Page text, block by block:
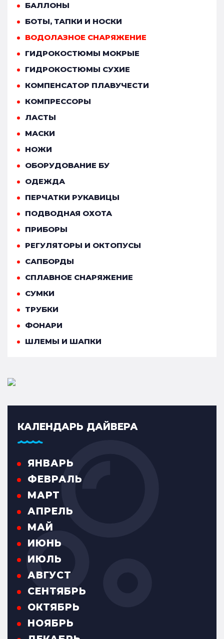
БАЛЛОНЫ
БОТЫ, ТАПКИ И НОСКИ
ВОДОЛАЗНОЕ СНАРЯЖЕНИЕ
ГИДРОКОСТЮМЫ МОКРЫЕ
ГИДРОКОСТЮМЫ СУХИЕ
КОМПЕНСАТОР ПЛАВУЧЕСТИ
КОМПРЕССОРЫ
ЛАСТЫ
МАСКИ
НОЖИ
ОБОРУДОВАНИЕ БУ
ОДЕЖДА
ПЕРЧАТКИ РУКАВИЦЫ
ПОДВОДНАЯ ОХОТА
ПРИБОРЫ
РЕГУЛЯТОРЫ И ОКТОПУСЫ
САПБОРДЫ
СПЛАВНОЕ СНАРЯЖЕНИЕ
СУМКИ
ТРУБКИ
ФОНАРИ
ШЛЕМЫ И ШАПКИ
КАЛЕНДАРЬ ДАЙВЕРА
ЯНВАРЬ
ФЕВРАЛЬ
МАРТ
АПРЕЛЬ
МАЙ
ИЮНЬ
ИЮЛЬ
АВГУСТ
СЕНТЯБРЬ
ОКТЯБРЬ
НОЯБРЬ